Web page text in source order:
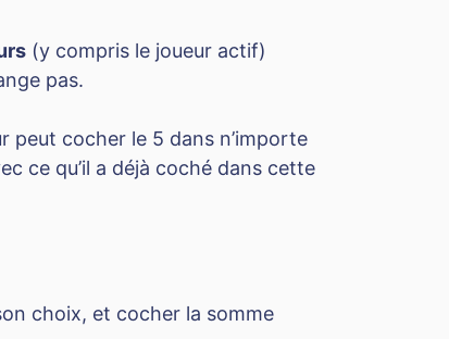
(y compris le joueur actif)
pas.
peut cocher le 5 dans n’importe
ce qu’il a déjà coché dans cette
choix, et cocher la somme